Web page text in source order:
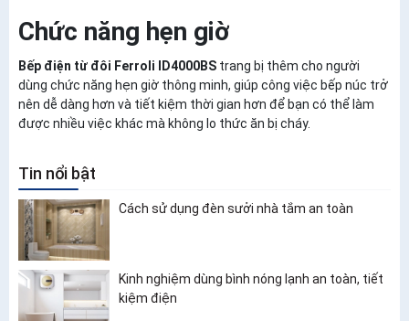
Chức năng hẹn giờ
Bếp điện từ đôi Ferroli ID4000BS trang bị thêm cho người
dùng chức năng hẹn giờ thông minh, giúp công việc bếp núc trở
nên dễ dàng hơn và tiết kiệm thời gian hơn để bạn có thể làm
được nhiều việc khác mà không lo thức ăn bị cháy.
Tin nổi bật
Cách sử dụng đèn sưởi nhà tắm an toàn
Kinh nghiệm dùng bình nóng lạnh an toàn, tiết
kiệm điện